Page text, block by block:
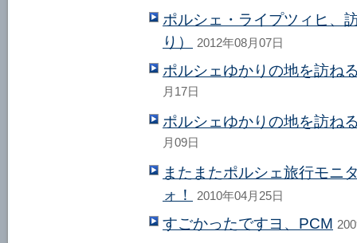
ポルシェ・ライプツィヒ、
り）
2012年08月07日
ポルシェゆかりの地を訪ね
月17日
ポルシェゆかりの地を訪ね
月09日
またまたポルシェ旅行モニ
ォ！
2010年04月25日
すごかったですヨ、PCM